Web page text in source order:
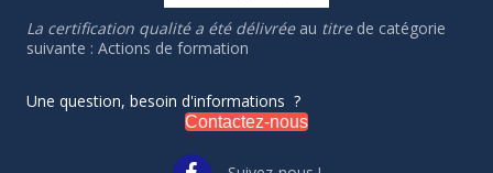
La certification qualité a été délivréeau titrede catégorie
suivante : Actions de formation
Une question, besoin d'informations ?
Contactez-nous